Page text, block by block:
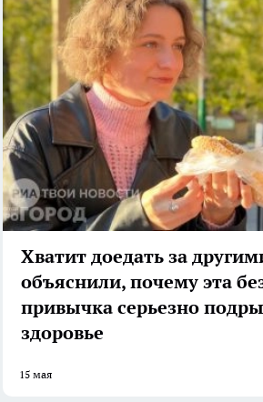
Хватит доедать за
объяснили, почему эта
привычка серьезно
здоровье
15 мая